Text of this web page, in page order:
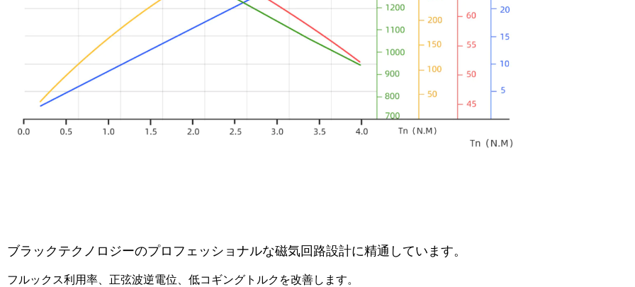
ブラックテクノロジーのプロフェッショナルな磁気回路設計に精通しています。
フルックス利用率、 正弦波逆電位、低コギングトルクを改善します。